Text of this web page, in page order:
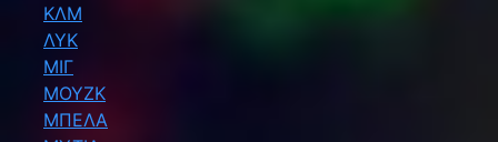
ΚΛΜ
ΛΥΚ
ΜΙΓ
ΜΟΥΖΚ
ΜΠΕΛΑ